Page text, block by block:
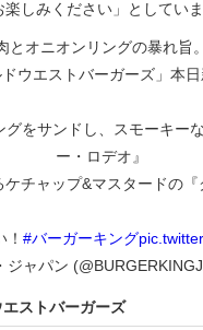
しみください」としていま
とオニオンリングの暴れ旨。
ドウエストバーガーズ」本日
をサンドし、スモーキー
ー・ロデオ』
チャップ&マスタードの『
#バーガーキング
ャパン
ストバーガーズ